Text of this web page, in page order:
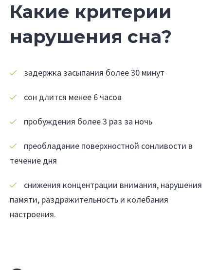
Какие критерии
нарушения сна?
задержка засыпания более 30 минут
сон длится менее 6 часов
пробуждения более 3 раз за ночь
преобладание поверхностной сонливости в
течение дня
снижения концентрации внимания, нарушения
памяти, раздражительность и колебания
настроения.